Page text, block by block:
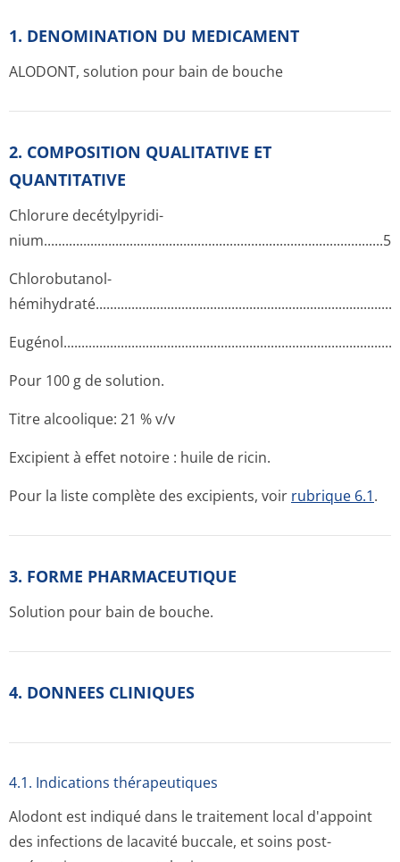
1. DENOMINATION DU MEDICAMENT
ALODONT, solution pour bain de bouche
2. COMPOSITION QUALITATIVE ET
QUANTITATIVE
Chlorure decétylpyridi­
Chlorobutanol­
Pour 100 g de solution.
Titre alcoolique: 21 % v/v
Excipient à effet notoire : huile de ricin.
Pour la liste complète des excipients, voir rubrique 6.1.
3. FORME PHARMACEUTIQUE
Solution pour bain de bouche.
4. DONNEES CLINIQUES
4.1. Indications thérapeutiques
Alodont est indiqué dans le traitement local d'appoint
des infections de lacavité buccale, et soins post-